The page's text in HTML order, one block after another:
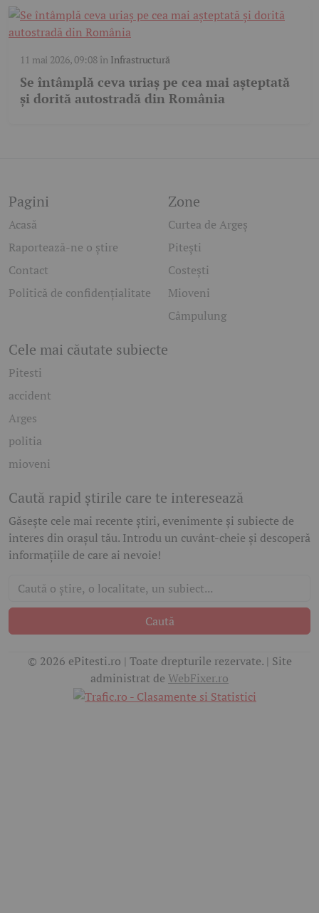
11 mai 2026, 09:08în Infrastructură
Se întâmplă ceva uriaș pe cea mai așteptată
și dorită autostradă din România
Pagini
Acasă
Raportează-ne o știre
Contact
Politică de confidențialitate
Zone
Curtea de Argeș
Pitești
Costești
Mioveni
Câmpulung
Cele mai căutate subiecte
Pitesti
accident
Arges
politia
mioveni
Caută rapid știrile care te interesează
Găsește cele mai recente știri, evenimente și subiecte de
interes din orașul tău. Introdu un cuvânt-cheie și descoperă
informațiile de care ai nevoie!
Caută
© 2026 ePitesti.ro | Toate drepturile rezervate. | Site
administrat de WebFixer.ro